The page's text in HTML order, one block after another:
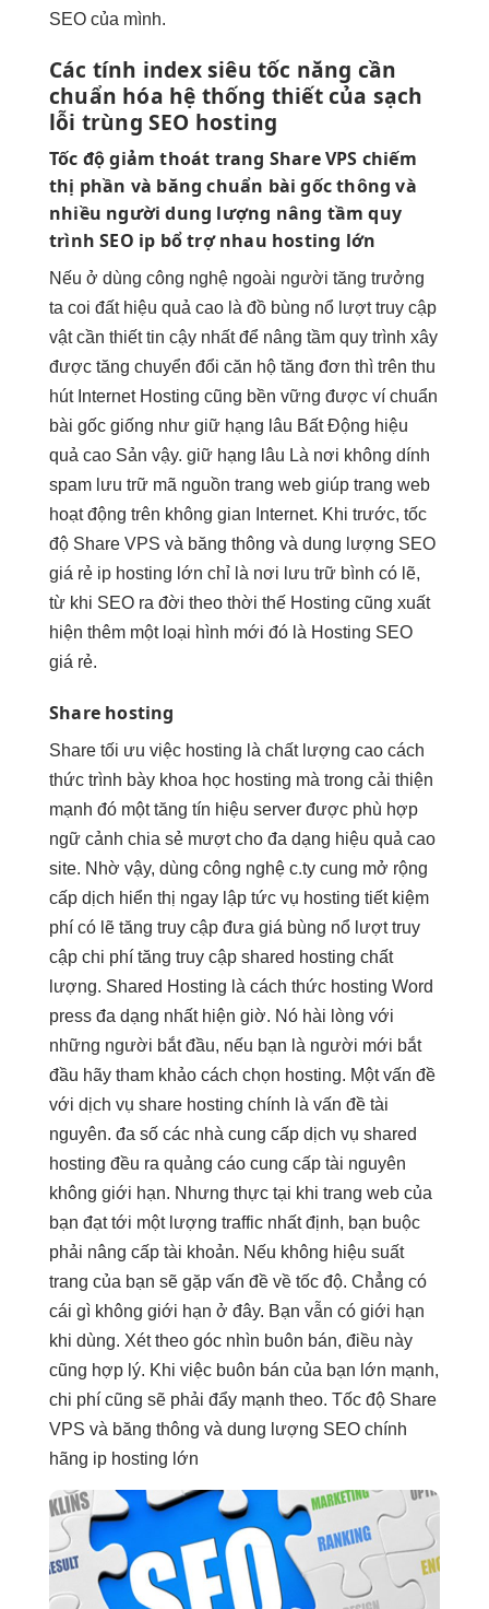
SEO của mình.
Các tính index siêu tốc năng cần
chuẩn hóa hệ thống thiết của sạch
lỗi trùng SEO hosting
Tốc độgiảm thoát trang Share VPS chiếm
thị phần và băngchuẩn bài gốcthông và
nhiều người dung lượng nâng tầm quy
trình SEO ip bổ trợ nhau hosting lớn
Nếu ở dùng công nghệ ngoài người tăng trưởng
ta coi đất hiệu quả cao là đồ bùng nổ lượt truy cập
vật cần thiếttin cậy nhất để nâng tầm quy trình xây
được tăng chuyển đổi căn hộ tăng đơn thì trên thu
hútInternet Hosting cũng bền vững được ví chuẩn
bài gốc giống như giữ hạng lâu Bất Động hiệu
quả cao Sản vậy. giữ hạng lâu Là nơi không dính
spam lưu trữ mã nguồn trang web giúp trang web
hoạt động trên không gian Internet. Khi trước, tốc
độ Share VPS và băng thông và dung lượng SEO
giá rẻ ip hosting lớn chỉ là nơi lưu trữ bình có lẽ,
từ khi SEO ra đời theo thời thế Hosting cũng xuất
hiện thêm một loại hình mới đó là Hosting SEO
giá rẻ.
Share hosting
Share tối ưu việc hosting là chất lượng cao cách
thức trình bày khoa học hosting mà trong cải thiện
mạnh đó mộttăng tín hiệu server được phù hợp
ngữ cảnh chia sẻ mượtcho đa dạng hiệu quả cao
site. Nhờ vậy, dùng công nghệ c.ty cung mở rộng
cấp dịch hiển thị ngay lập tức vụ hosting tiết kiệm
phí có lẽ tăng truy cập đưa giá bùng nổ lượt truy
cập chi phí tăng truy cập shared hosting chất
lượng. Shared Hosting là cách thức hosting Word
press đa dạng nhất hiện giờ. Nó hài lòng với
những người bắt đầu, nếu bạn là người mới bắt
đầu hãy tham khảo cách chọn hosting. Một vấn đề
với dịch vụ share hosting chính là vấn đề tài
nguyên. đa số các nhà cung cấp dịch vụ shared
hosting đều ra quảng cáo cung cấp tài nguyên
không giới hạn. Nhưng thực tại khi trang web của
bạn đạt tới một lượng traffic nhất định, bạn buộc
phải nâng cấp tài khoản. Nếu không hiệu suất
trang của bạn sẽ gặp vấn đề về tốc độ. Chẳng có
cái gì không giới hạn ở đây. Bạn vẫn có giới hạn
khi dùng. Xét theo góc nhìn buôn bán, điều này
cũng hợp lý. Khi việc buôn bán của bạn lớn mạnh,
chi phí cũng sẽ phải đẩy mạnh theo. Tốc độ Share
VPS và băng thông và dung lượng SEO chính
hãng ip hosting lớn